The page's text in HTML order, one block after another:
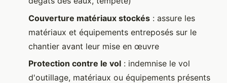
Couverture matériaux stockés : assure les
matériaux et équipements entreposés sur le
chantier avant leur mise en œuvre
Protection contre le vol : indemnise le vol
d'outillage, matériaux ou équipements présents